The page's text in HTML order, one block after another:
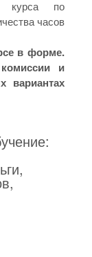
курса по
часов
в форме.
и
вариантах